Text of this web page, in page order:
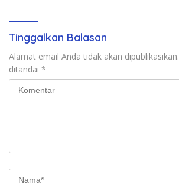
Tinggalkan Balasan
Alamat email Anda tidak akan dipublikasikan.
ditandai *